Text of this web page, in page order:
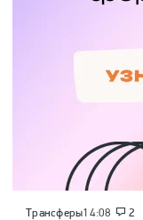
Трансферы14:08 2